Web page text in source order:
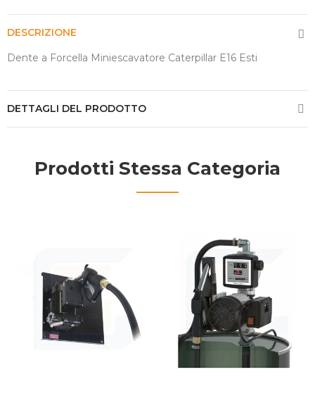
DESCRIZIONE
Dente a Forcella Miniescavatore Caterpillar E16 Esti
DETTAGLI DEL PRODOTTO
Prodotti Stessa Categoria